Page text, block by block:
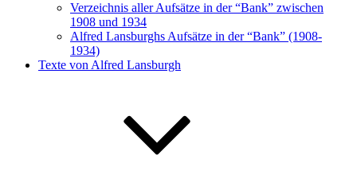
Verzeichnis aller Aufsätze in der “Bank” zwischen
1908 und 1934
Alfred Lansburghs Aufsätze in der “Bank” (1908-
1934)
Texte von Alfred Lansburgh